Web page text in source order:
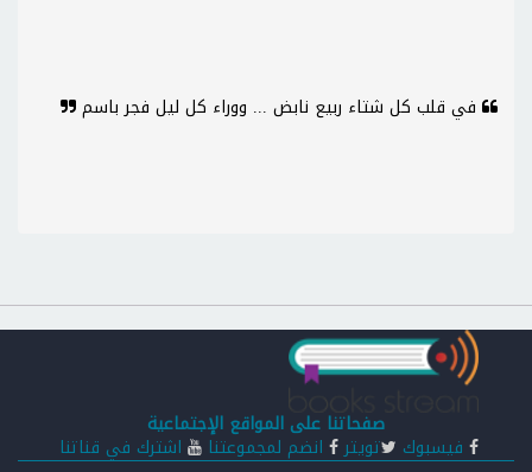
في قلب كل شتاء ربيع نابض ... ووراء كل ليل فجر باسم
صفحاتنا على المواقع الإجتماعية
فيسبوك تويتر انضم لمجموعتنا اشترك في قناتنا